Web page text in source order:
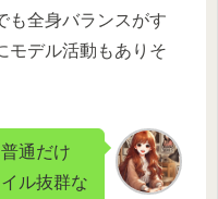
も全身バランスがす
モデル活動もありそ
通だけ
ル抜群な